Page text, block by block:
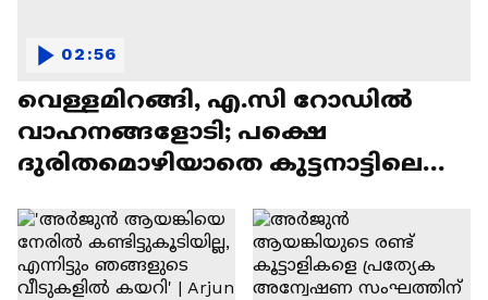
വെള്ളമിറങ്ങി, എ.സി റോഡിൽ
വാഹനങ്ങളോടി; പക്ഷെ
ദുരിതമൊഴിയാതെ കുട്ടനാട്ടിലെ
02:56